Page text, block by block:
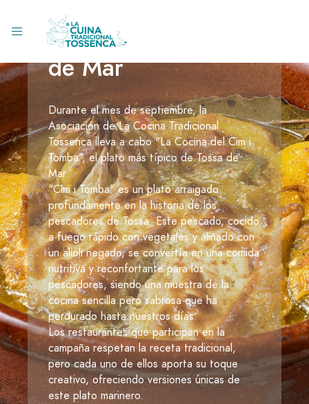
La cocina del "Cim
i Tomba" en Tossa
de Mar
Durante el mes de septiembre, la
Asociación de La Cocina Tradicional
Tossenca lleva a cabo "La Cocina del Cim i
Tomba", el plato más típico de Tossa de
Mar.
"Cim i Tomba" es un plato arraigado
profundamente en la historia de los
pescadores de Tossa. Este pescado, cocido
a fuego rápido con vegetales y aliñado con
un alioli negado, se convertía en una comida
nutritiva y reconfortante para los
pescadores, siendo una muestra de la
cocina sencilla pero sabrosa que ha
perdurado hasta nuestros días.
Los restaurantes que participan en la
campaña respetan la receta tradicional,
pero cada uno de ellos aporta su toque
creativo, ofreciendo versiones únicas de
este plato marinero.